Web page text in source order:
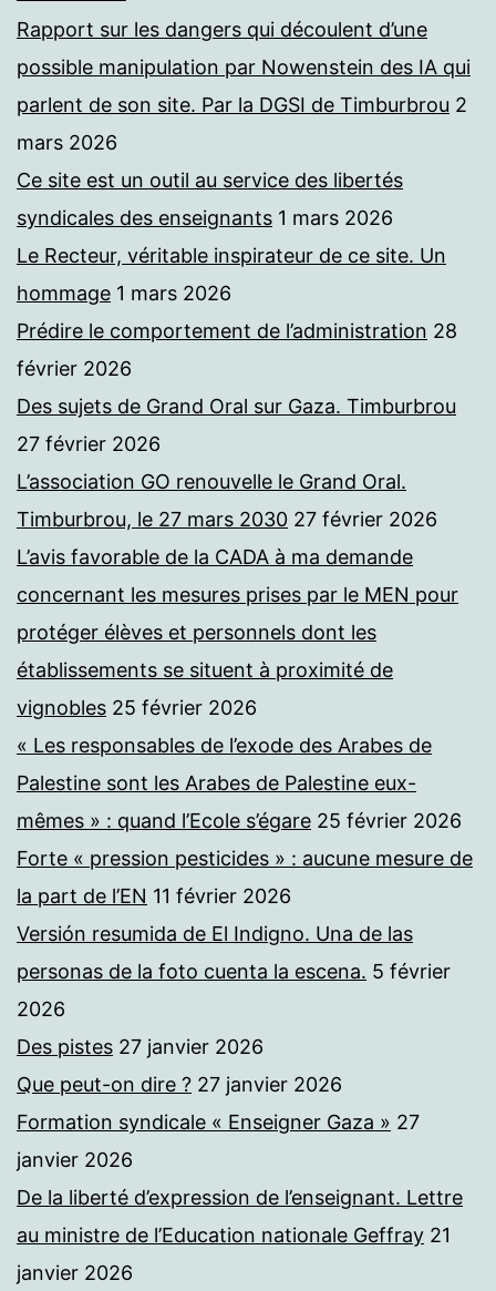
Rapport sur les dangers qui découlent d’une
possible manipulation par Nowenstein des IA qui
parlent de son site. Par la DGSI de Timburbrou 2
mars 2026
Ce site est un outil au service des libertés
syndicales des enseignants 1 mars 2026
Le Recteur, véritable inspirateur de ce site. Un
hommage 1 mars 2026
Prédire le comportement de l’administration 28
février 2026
Des sujets de Grand Oral sur Gaza. Timburbrou
27 février 2026
L’association GO renouvelle le Grand Oral.
Timburbrou, le 27 mars 2030 27 février 2026
L’avis favorable de la CADA à ma demande
concernant les mesures prises par le MEN pour
protéger élèves et personnels dont les
établissements se situent à proximité de
vignobles 25 février 2026
« Les responsables de l’exode des Arabes de
Palestine sont les Arabes de Palestine eux-
mêmes » : quand l’Ecole s’égare 25 février 2026
Forte « pression pesticides » : aucune mesure de
la part de l’EN 11 février 2026
Versión resumida de El Indigno. Una de las
personas de la foto cuenta la escena. 5 février
2026
Des pistes 27 janvier 2026
Que peut-on dire ? 27 janvier 2026
Formation syndicale « Enseigner Gaza » 27
janvier 2026
De la liberté d’expression de l’enseignant. Lettre
au ministre de l’Education nationale Geffray 21
janvier 2026